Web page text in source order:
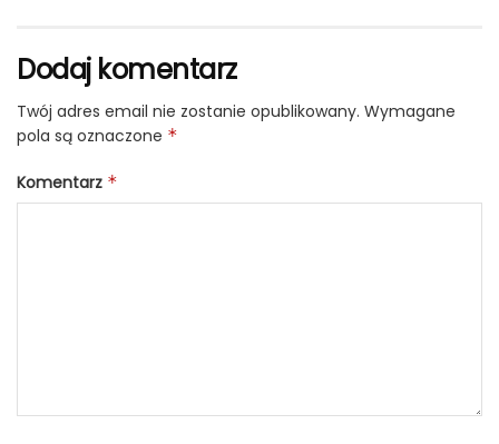
Dodaj komentarz
Twój adres email nie zostanie opublikowany. Wymagane
pola są oznaczone *
Komentarz *